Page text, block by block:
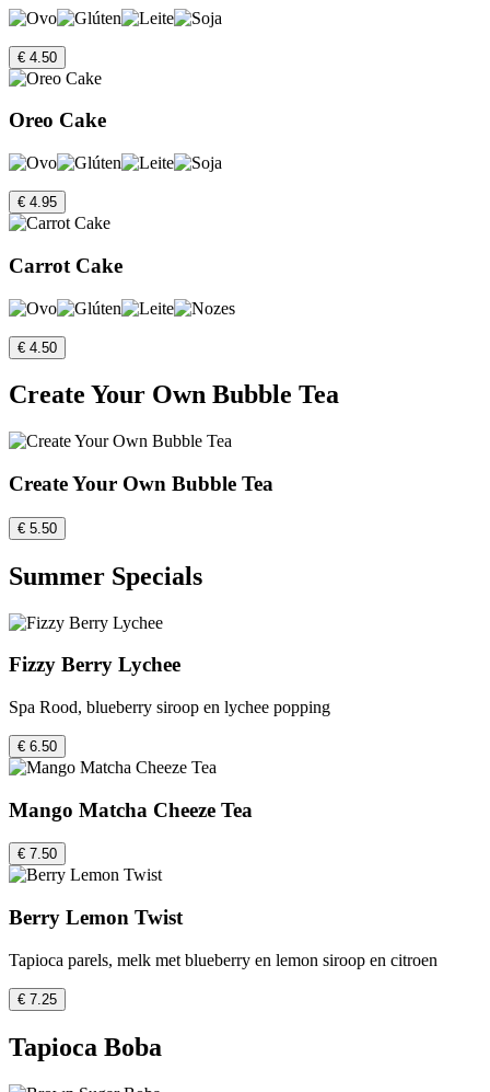
€ 4.50
Oreo Cake
€ 4.95
Carrot Cake
€ 4.50
Create Your Own Bubble Tea
Create Your Own Bubble Tea
€ 5.50
Summer Specials
Fizzy Berry Lychee
Spa Rood, blueberry siroop en lychee popping
€ 6.50
Mango Matcha Cheeze Tea
€ 7.50
Berry Lemon Twist
Tapioca parels, melk met blueberry en lemon siroop en citroen
€ 7.25
Tapioca Boba